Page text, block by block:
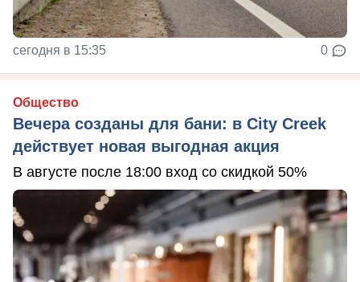
сегодня в 15:35 0
Общество
Вечера созданы для бани: в City Creek
действует новая выгодная акция
В августе после 18:00 вход со скидкой 50%